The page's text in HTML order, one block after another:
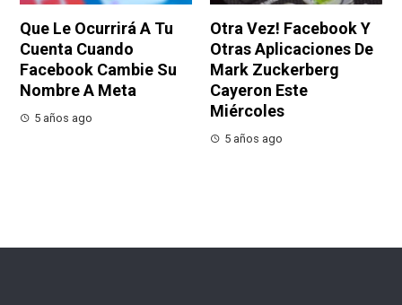
Que Le Ocurrirá A Tu
Cuenta Cuando
Facebook Cambie Su
Nombre A Meta
5 años ago
Otra Vez! Facebook Y
Otras Aplicaciones De
Mark Zuckerberg
Cayeron Este
Miércoles
5 años ago